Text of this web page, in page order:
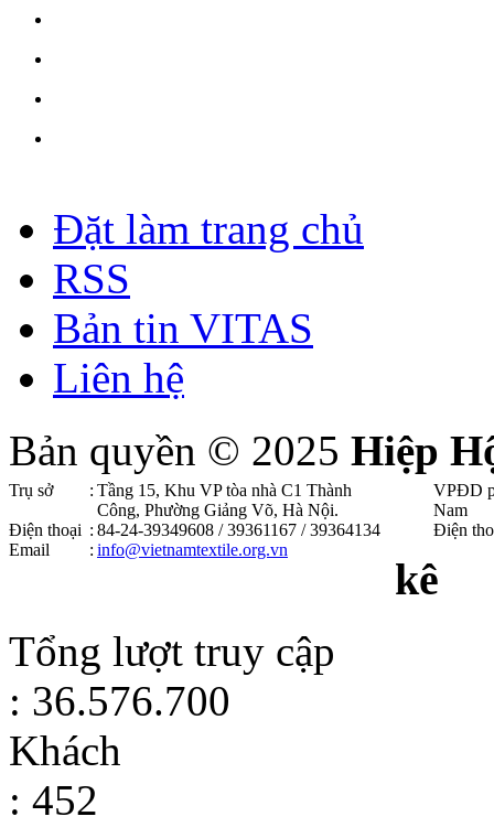
Đặt làm trang chủ
RSS
Bản tin VITAS
Liên hệ
Bản quyền © 2025 Hiệp
Trụ sở : Tầng 15, Khu VP tòa nhà C1 Thành
Công, Phường Giảng Võ, Hà Nội .
Điện thoại : 84-24-39349608 / 39361167 / 39364134
Email
: info@vietnamtextile.org.vn
VPĐD
Nam
Điện
kê
Tổng lượt truy cập
: 36.576.700
Khách
: 452